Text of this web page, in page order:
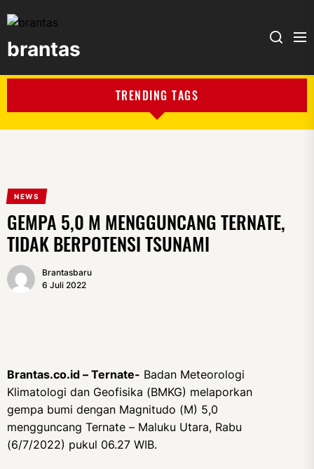
brantas
TRENDING TAGS
NEWS
GEMPA 5,0 M MENGGUNCANG TERNATE,
TIDAK BERPOTENSI TSUNAMI
Brantasbaru
6 Juli 2022
Brantas.co.id – Ternate- Badan Meteorologi
Klimatologi dan Geofisika (BMKG) melaporkan
gempa bumi dengan Magnitudo (M) 5,0
mengguncang Ternate – Maluku Utara, Rabu
(6/7/2022) pukul 06.27 WIB.